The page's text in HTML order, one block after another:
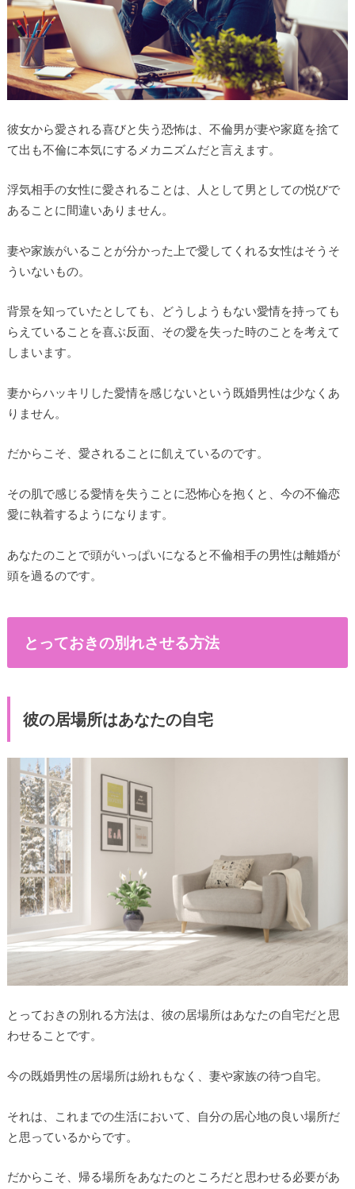
彼女から愛される喜びと失う恐怖は、不倫男が妻や家庭を捨て
て出も不倫に本気にするメカニズムだと言えます。
浮気相手の女性に愛されることは、人として男としての悦びで
あることに間違いありません。
妻や家族がいることが分かった上で愛してくれる女性はそうそ
ういないもの。
背景を知っていたとしても、どうしようもない愛情を持っても
らえていることを喜ぶ反面、その愛を失った時のことを考えて
しまいます。
妻からハッキリした愛情を感じないという既婚男性は少なくあ
りません。
だからこそ、愛されることに飢えているのです。
その肌で感じる愛情を失うことに恐怖心を抱くと、今の不倫恋
愛に執着するようになります。
あなたのことで頭がいっぱいになると不倫相手の男性は離婚が
頭を過るのです。
とっておきの別れさせる方法
彼の居場所はあなたの自宅
とっておきの別れる方法は、彼の居場所はあなたの自宅だと思
わせることです。
今の既婚男性の居場所は紛れもなく、妻や家族の待つ自宅。
それは、これまでの生活において、自分の居心地の良い場所だ
と思っているからです。
だからこそ、帰る場所をあなたのところだと思わせる必要があ